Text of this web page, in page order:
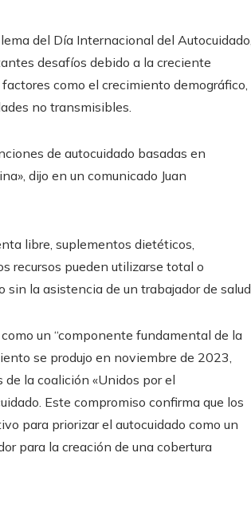
del Día Internacional del Autocuidado,
desafíos debido a la creciente
como el crecimiento demográfico,
no transmisibles.
de autocuidado basadas en
dijo en un comunicado Juan
libre, suplementos dietéticos,
recursos pueden utilizarse total o
la asistencia de un trabajador de salud.
un “componente fundamental de la
se produjo en noviembre de 2023,
la coalición «Unidos por el
Este compromiso confirma que los
para priorizar el autocuidado como un
para la creación de una cobertura